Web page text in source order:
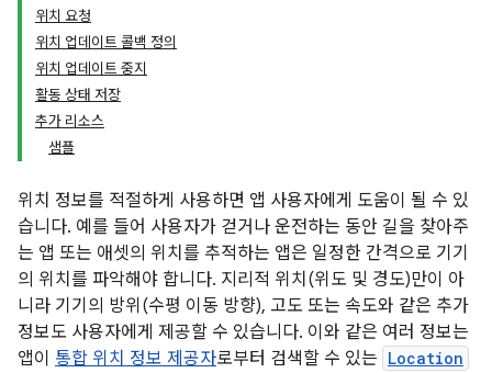
위치 요청
위치 업데이트 콜백 정의
위치 업데이트 중지
활동 상태 저장
추가 리소스
샘플
위치 정보를 적절하게 사용하면 앱 사용자에게 도움이 될 수 있
습니다. 예를 들어 사용자가 걷거나 운전하는 동안 길을 찾아주
는 앱 또는 애셋의 위치를 추적하는 앱은 일정한 간격으로 기기
의 위치를 파악해야 합니다. 지리적 위치(위도 및 경도)만이 아
니라 기기의 방위(수평 이동 방향), 고도 또는 속도와 같은 추가
정보도 사용자에게 제공할 수 있습니다. 이와 같은 여러 정보는
앱이 통합 위치 정보 제공자로부터 검색할 수 있는 Location